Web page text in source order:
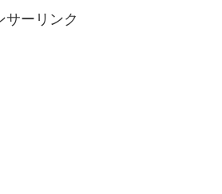
サーリンク